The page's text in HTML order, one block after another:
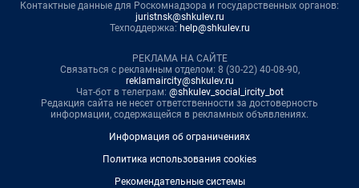
Контактные данные для Роскомнадзора и государственных органов:
juristnsk@shkulev.ru
Техподдержка: help@shkulev.ru
РЕКЛАМА НА САЙТЕ
Связаться с рекламным отделом: 8 (30-22) 40-08-90,
reklamaircity@shkulev.ru
Чат-бот в телеграм: @shkulev_social_ircity_bot
Редакция сайта не несет ответственности за достоверность
информации, содержащейся в рекламных объявлениях.
Информация об ограничениях
Политика использования cookies
Рекомендательные системы